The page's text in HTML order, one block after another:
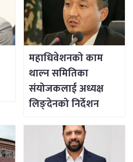
महाधिवेशनको काम
थाल्न समितिका
संयोजकलाई अध्यक्ष
लिङ्देनको निर्देशन